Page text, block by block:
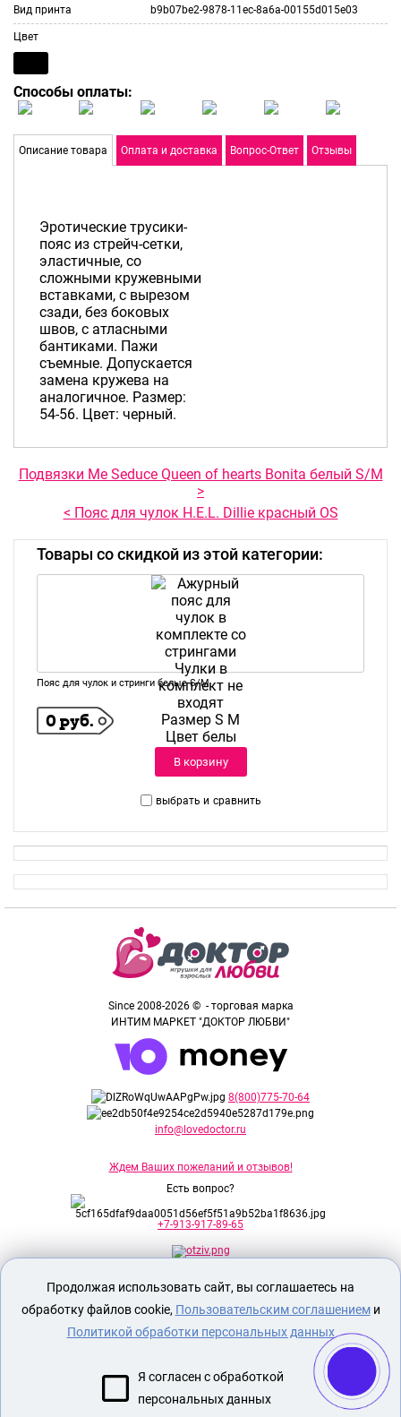
Вид принта b9b07be2-9878-11ec-8a6a-00155d015e03
Цвет
Способы оплаты:
Описание товара Оплата и доставка Вопрос-Ответ Отзывы
Эротические трусики-
пояс из стрейч-сетки,
эластичные, со
сложными кружевными
вставками, с вырезом
сзади, без боковых
швов, с атласными
бантиками. Пажи
съемные. Допускается
замена кружева на
аналогичное. Размер:
54-56. Цвет: черный.
Подвязки Me Seduce Queen of hearts Bonita белый S/M
>
< Пояс для чулок H.E.L. Dillie красный OS
Товары со скидкой из этой категории:
Пояс для чулок и стринги белые S/M
0 руб.
В корзину
выбрать и сравнить
Since 2008-2026 © - торговая марка
ИНТИМ МАРКЕТ "ДОКТОР ЛЮБВИ"
8(800)775-70-64
info@lovedoctor.ru
Ждем Ваших пожеланий и отзывов!
Есть вопрос?
+7-913-917-89-65
Секс шоп Доктор Любви предназначен
исключительно для лиц старше 18 лет!
Вся продукция имеет знак EAC
Евразийского соответствия.
Продолжая использовать сайт, вы соглашаетесь на
обработку файлов cookie, Пользовательским соглашениеми
Политикой обработки персональных данных
Я согласен с обработкой
персональных данных